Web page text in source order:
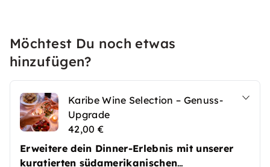
Möchtest Du noch etwas
hinzufügen?
Karibe Wine Selection – Genuss-
Upgrade
42,00 €
Erweitere dein Dinner-Erlebnis mit unserer
kuratierten südamerikanischen